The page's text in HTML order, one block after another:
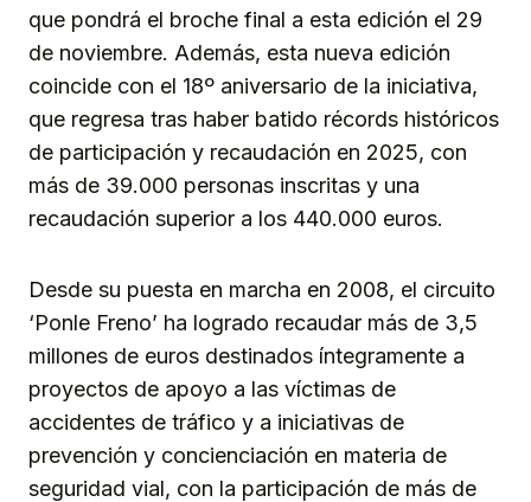
que pondrá el broche final a esta edición el 29
de noviembre. Además, esta nueva edición
coincide con el 18º aniversario de la iniciativa,
que regresa tras haber batido récords históricos
de participación y recaudación en 2025, con
más de 39.000 personas inscritas y una
recaudación superior a los 440.000 euros.
Desde su puesta en marcha en 2008, el circuito
‘Ponle Freno’ ha logrado recaudar más de 3,5
millones de euros destinados íntegramente a
proyectos de apoyo a las víctimas de
accidentes de tráfico y a iniciativas de
prevención y concienciación en materia de
seguridad vial, con la participación de más de